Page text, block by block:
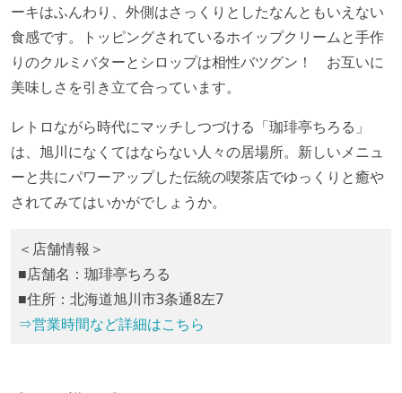
ーキはふんわり、外側はさっくりとしたなんともいえない
食感です。トッピングされているホイップクリームと手作
りのクルミバターとシロップは相性バツグン！ お互いに
美味しさを引き立て合っています。
レトロながら時代にマッチしつづける「珈琲亭ちろる」
は、旭川になくてはならない人々の居場所。新しいメニュ
ーと共にパワーアップした伝統の喫茶店でゆっくりと癒や
されてみてはいかがでしょうか。
＜店舗情報＞
■店舗名：珈琲亭ちろる
■住所：北海道旭川市3条通8左7
⇒営業時間など詳細はこちら